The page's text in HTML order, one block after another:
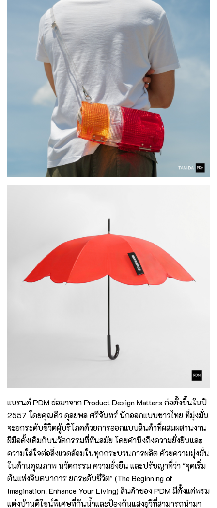
แบรนด์ PDM ย่อมาจาก Product Design Matters ก่อตั้งขึ้นในปี
2557 โดยคุณดิว ดุลยพล ศรีจันทร์ นักออกแบบชาวไทย ที่มุ่งมั่น
จะยกระดับชีวิตผู้บริโภคด้วยการออกแบบสินค้าที่ผสมผสานงาน
ฝีมือดั้งเดิมกับนวัตกรรมที่ทันสมัย โดยคำนึงถึงความยั่งยืนและ
ความใส่ใจต่อสิ่งแวดล้อมในทุกกระบวนการผลิต ด้วยความมุ่งมั่น
ในด้านคุณภาพ นวัตกรรม ความยั่งยืน และปรัชญาที่ว่า "จุดเริ่ม
ต้นแห่งจินตนาการ ยกระดับชีวิต" (The Beginning of
Imagination, Enhance Your Living) สินค้าของ PDM มีตั้งแต่พรม
แต่งบ้านดีไซน์พิเศษที่กันน้ำและป้องกันแสงยูวีที่สามารถนำมา